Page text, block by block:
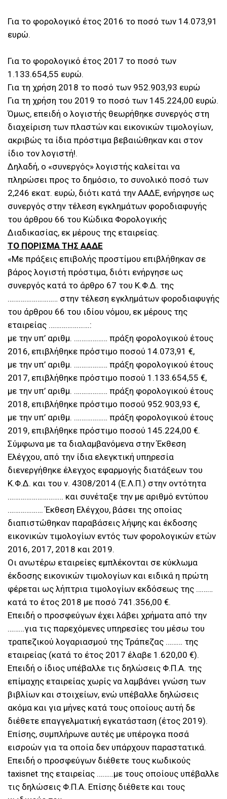
Για το φορολογικό έτος 2016 το ποσό των 14.073,91
ευρώ.
Για το φορολογικό έτος 2017 το ποσό των
1.133.654,55 ευρώ.
Για τη χρήση 2018 το ποσό των 952.903,93 ευρώ
Για τη χρήση του 2019 το ποσό των 145.224,00 ευρώ.
Όμως, επειδή ο λογιστής θεωρήθηκε συνεργός στη
διαχείριση των πλαστών και εικονικών τιμολογίων,
ακριβώς τα ίδια πρόστιμα βεβαιώθηκαν και στον
ίδιο τον λογιστή!.
Δηλαδή, ο «συνεργός» λογιστής καλείται να
πληρώσει προς το δημόσιο, το συνολικό ποσό των
2,246 εκατ. ευρώ, διότι κατά την ΑΑΔΕ, ενήργησε ως
συνεργός στην τέλεση εγκλημάτων φοροδιαφυγής
του άρθρου 66 του Κώδικα Φορολογικής
Διαδικασίας, εκ μέρους της εταιρείας.
ΤΟ ΠΟΡΙΣΜΑ ΤΗΣ ΑΑΔΕ
«Με πράξεις επιβολής προστίμου επιβλήθηκαν σε
βάρος λογιστή πρόστιμα, διότι ενήργησε ως
συνεργός κατά το άρθρο 67 του Κ.Φ.Δ. της
……………………… στην τέλεση εγκλημάτων φοροδιαφυγής
του άρθρου 66 του ιδίου νόμου, εκ μέρους της
εταιρείας ………………….:
με την υπ’ αριθμ. ……………… πράξη φορολογικού έτους
2016, επιβλήθηκε πρόστιμο ποσού 14.073,91 €,
με την υπ’ αριθμ. ……………… πράξη φορολογικού έτους
2017, επιβλήθηκε πρόστιμο ποσού 1.133.654,55 €,
με την υπ’ αριθμ. ……………… πράξη φορολογικού έτους
2018, επιβλήθηκε πρόστιμο ποσού 952.903,93 €,
με την υπ’ αριθμ. ……………… πράξη φορολογικού έτους
2019, επιβλήθηκε πρόστιμο ποσού 145.224,00 €.
Σύμφωνα με τα διαλαμβανόμενα στην Έκθεση
Ελέγχου, από την ίδια ελεγκτική υπηρεσία
διενεργήθηκε έλεγχος εφαρμογής διατάξεων του
Κ.Φ.Δ. και του ν. 4308/2014 (Ε.Λ.Π.) στην οντότητα
………………………… και συνέταξε την με αριθμό εντύπου
………………. Έκθεση Ελέγχου, βάσει της οποίας
διαπιστώθηκαν παραβάσεις λήψης και έκδοσης
εικονικών τιμολογίων εντός των φορολογικών ετών
2016, 2017, 2018 και 2019.
Οι ανωτέρω εταιρείες εμπλέκονται σε κύκλωμα
έκδοσης εικονικών τιμολογίων και ειδικά η πρώτη
φέρεται ως λήπτρια τιμολογίων εκδόσεως της ………
κατά το έτος 2018 με ποσό 741.356,00 €.
Επειδή ο προσφεύγων έχει λάβει χρήματα από την
………για τις παρεχόμενες υπηρεσίες του μέσω του
τραπεζικού λογαριασμού της Τράπεζας ……… της
εταιρείας (κατά το έτος 2017 έλαβε 1.620,00 €).
Επειδή ο ίδιος υπέβαλλε τις δηλώσεις Φ.Π.Α. της
επίμαχης εταιρείας χωρίς να λαμβάνει γνώση των
βιβλίων και στοιχείων, ενώ υπέβαλλε δηλώσεις
ακόμα και για μήνες κατά τους οποίους αυτή δε
διέθετε επαγγελματική εγκατάσταση (έτος 2019).
Επίσης, συμπλήρωνε αυτές με υπέρογκα ποσά
εισροών για τα οποία δεν υπάρχουν παραστατικά.
Επειδή ο προσφεύγων διέθετε τους κωδικούς
taxisnet της εταιρείας ………με τους οποίους υπέβαλλε
τις δηλώσεις Φ.Π.Α. Επίσης διέθετε και τους